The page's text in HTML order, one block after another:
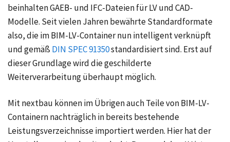
beinhalten GAEB- und IFC-Dateien für LV und CAD-
Modelle. Seit vielen Jahren bewährte Standardformate
also, die im BIM-LV-Container nun intelligent verknüpft
und gemäß DIN SPEC 91350standardisiert sind. Erst auf
dieser Grundlage wird die geschilderte
Weiterverarbeitung überhaupt möglich.
Mit nextbau können im Übrigen auch Teile von BIM-LV-
Containern nachträglich in bereits bestehende
Leistungsverzeichnisse importiert werden. Hier hat der